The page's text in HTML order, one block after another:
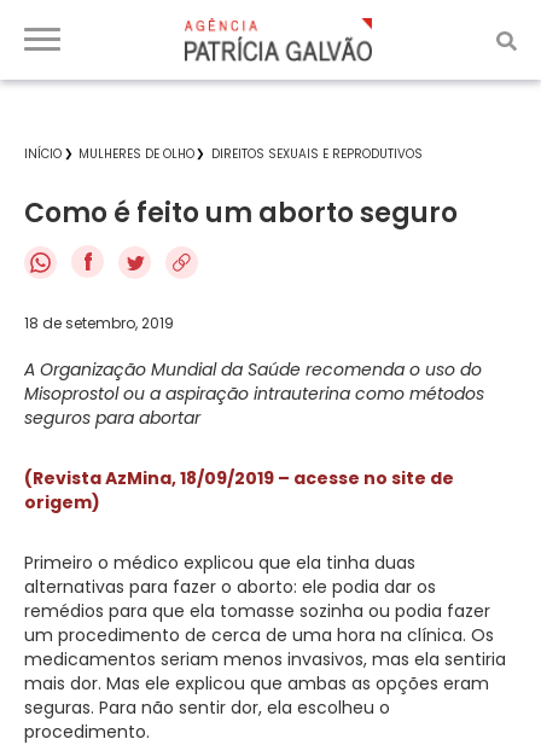
INÍCIO MULHERES DE OLHO DIREITOS SEXUAIS E REPRODUTIVOS
Como é feito um aborto seguro
f
18 de setembro, 2019
A Organização Mundial da Saúde recomenda o uso do
Misoprostol ou a aspiração intrauterina como métodos
seguros para abortar
(Revista AzMina, 18/09/2019 – acesse no site de
origem)
Primeiro o médico explicou que ela tinha duas
alternativas para fazer o aborto: ele podia dar os
remédios para que ela tomasse sozinha ou podia fazer
um procedimento de cerca de uma hora na clínica. Os
medicamentos seriam menos invasivos, mas ela sentiria
mais dor. Mas ele explicou que ambas as opções eram
seguras. Para não sentir dor, ela escolheu o
procedimento.